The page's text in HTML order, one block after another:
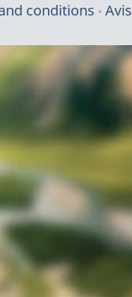
conditions Avis